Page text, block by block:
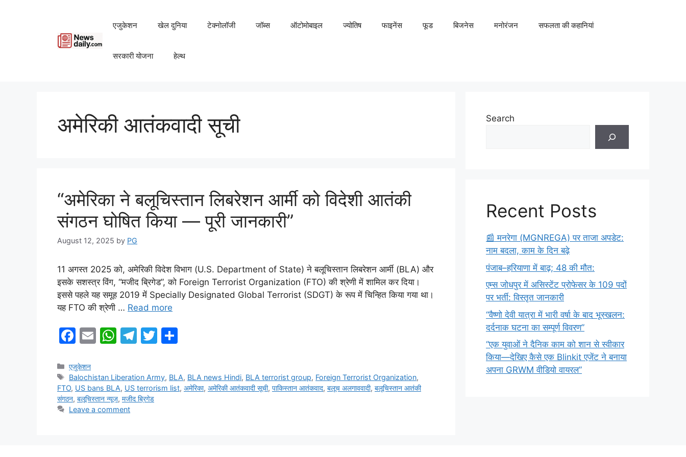
एजुकेशन खेल दुनिया टेक्नोलॉजी जॉब्स ऑटोमोबाइल ज्योतिष फाइनेंस फूड बिजनेस मनोरंजन सफलता की कहानियां
सरकारी योजना हेल्थ
अमेरिकी आतंकवादी सूची
“अमेरिका ने बलूचिस्तान लिबरेशन आर्मी को विदेशी आतंकी
संगठन घोषित किया — पूरी जानकारी”
August 12, 2025 by PG
11 अगस्त 2025 को, अमेरिकी विदेश विभाग (U.S. Department of State) ने बलूचिस्तान लिबरेशन आर्मी (BLA) और
इसके सशस्त्र विंग, “मजीद ब्रिगेड”, को Foreign Terrorist Organization (FTO) की श्रेणी में शामिल कर दिया।
इससे पहले यह समूह 2019 में Specially Designated Global Terrorist (SDGT) के रूप में चिन्हित किया गया था।
यह FTO की श्रेणी … Read more
F
c
e
b
o
E
l
W
s
A
p
T
gr
a
T
er e
Categories
एजुकेशन
Tags
Balochistan Liberation Army, BLA, BLA news Hindi, BLA terrorist group, Foreign Terrorist Organization,
FTO, US bans BLA, US terrorism list, अमेरिका, अमेरिकी आतंकवादी सूची, पाकिस्तान आतंकवाद, बलूच अलगाववादी, बलूचिस्तान आतंकी
संगठन, बलूचिस्तान न्यूज, मजीद ब्रिगेड
Leave a comment
Search
Recent Posts
​📰 मनरेगा (MGNREGA) पर ताजा अपडेट:
नाम बदला, काम के दिन बढ़े
पंजाब–हरियाणा में बाढ़; 48 की मौत:
एम्स जोधपुर में असिस्टेंट प्रोफेसर के 109 पदों
पर भर्ती: विस्तृत जानकारी
“वैष्णो देवी यात्रा में भारी वर्षा के बाद भूस्खलन:
दर्दनाक घटना का सम्पूर्ण विवरण”
“एक युवाओं ने दैनिक काम को शान से स्वीकार
किया—देखिए कैसे एक Blinkit एजेंट ने बनाया
अपना GRWM वीडियो वायरल”